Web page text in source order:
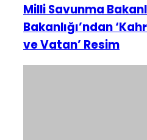
Milli Savunma
Bakanlığı’ndan
ve Vatan’ Resim